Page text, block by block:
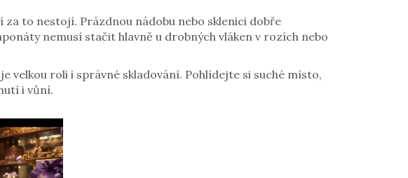
za to nestojí. Prázdnou nádobu nebo sklenici dobře
nemusí stačit hlavně u drobných vláken v rozích nebo
velkou roli i správné skladování. Pohlídejte si suché místo,
i vůní.